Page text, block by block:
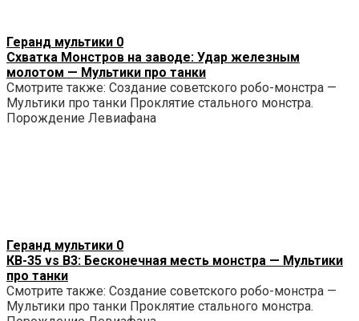
Геранд мультики 0
Схватка Монстров на заводе: Удар железным
молотом — Мультики про танки
Смотрите также: Создание советского робо-монстра —
Мультики про танки Проклятие стального монстра.
Порождение Левиафана
Геранд мультики 0
КВ-35 vs B3: Бесконечная месть монстра — Мультики
про танки
Смотрите также: Создание советского робо-монстра —
Мультики про танки Проклятие стального монстра.